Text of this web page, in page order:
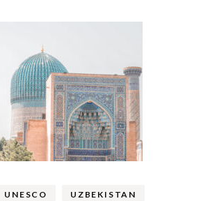
UNESCO UZBEKISTAN